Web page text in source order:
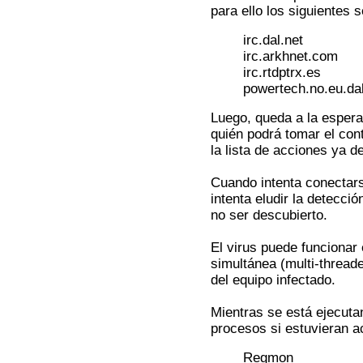
para ello los siguientes
irc.dal.net
irc.arkhnet.com
irc.rtdptrx.es
Luego, queda a la
quién podrá tomar el
la lista de acciones ya
Cuando intenta
intenta eludir la
no ser descubierto.
El virus puede
simultánea (multi-
del equipo infectado.
Mientras se está
procesos si estuvieran
Regmon